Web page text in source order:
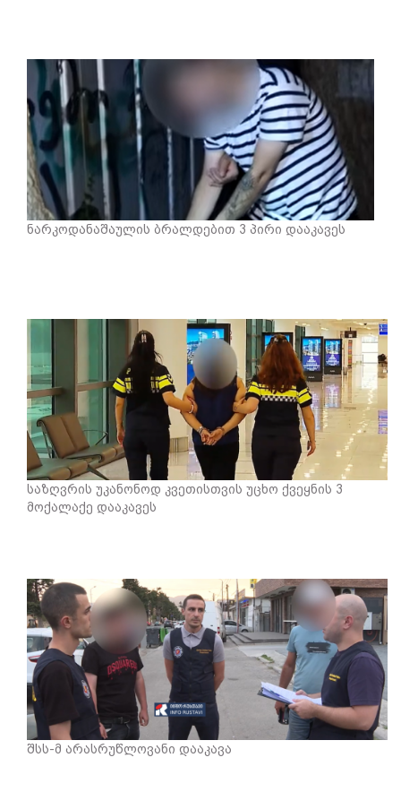
ნარკოდანაშაულის ბრალდებით 3 პირი დააკავეს
საზღვრის უკანონოდ კვეთისთვის უცხო ქვეყნის 3
მოქალაქე დააკავეს
შსს-მ არასრუწლოვანი დააკავა